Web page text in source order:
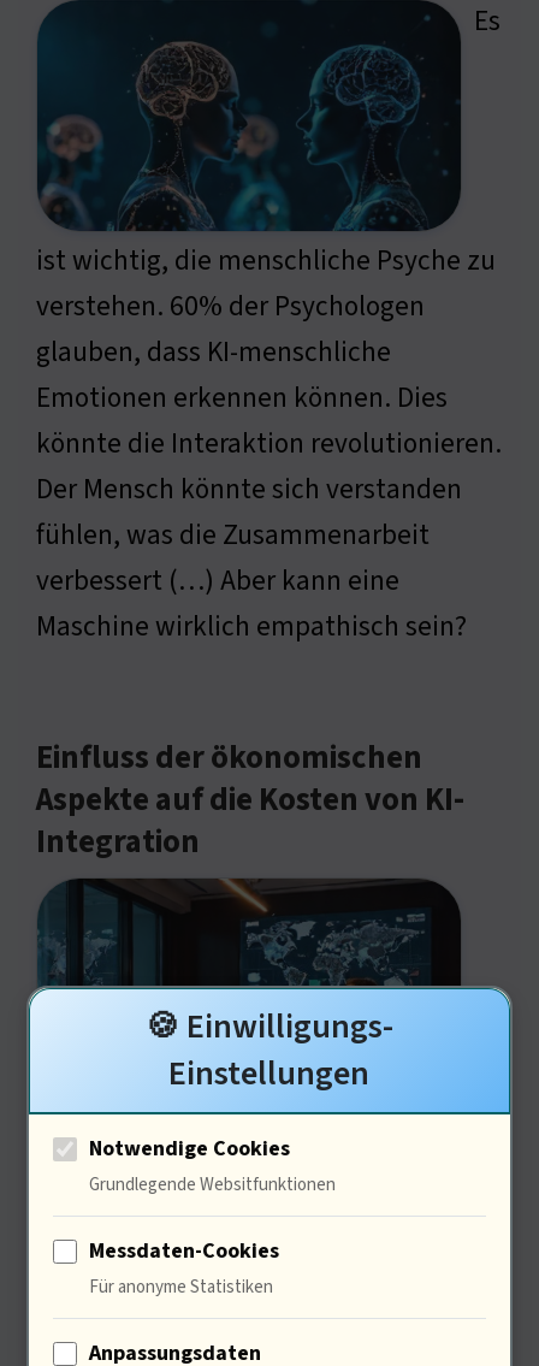
Es
ist wichtig, die menschliche Psyche zu
verstehen. 60% der Psychologen
glauben, dass KI-menschliche
Emotionen erkennen können. Dies
könnte die Interaktion revolutionieren.
Der Mensch könnte sich verstanden
fühlen, was die Zusammenarbeit
verbessert (…) Aber kann eine
Maschine wirklich empathisch sein?
Einfluss der ökonomischen
Aspekte auf die Kosten von KI-
Integration
Die Antwort ist komplex ( … ) 78% der
Unternehmen berichten von höheren
Kosten durch KI-. Aber die langfristigen
Einsparungen sind beträchtlich. KI
kann repetitive Aufgaben
🍪 Einwilligungs-
Einstellungen
Notwendige Cookies
Grundlegende Websitfunktionen
Messdaten-Cookies
Für anonyme Statistiken
Anpassungsdaten